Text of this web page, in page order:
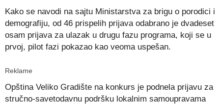
Kako se navodi na sajtu Ministarstva za brigu o porodici i
demografiju, od 46 prispelih prijava odabrano je dvadeset
osam prijava za ulazak u drugu fazu programa, koji se u
prvoj, pilot fazi pokazao kao veoma uspešan.
Reklame
Opština Veliko Gradište na konkurs je podnela prijavu za
stručno-savetodavnu podršku lokalnim samoupravama